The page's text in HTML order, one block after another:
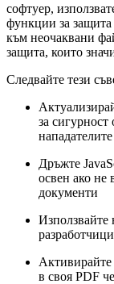
софтуер,
функции за защита
към неочаквани
защита, които
Следвайте тези
за сигурност
Дръжте
освен ако не
документи
Използвайте
в своя PDF